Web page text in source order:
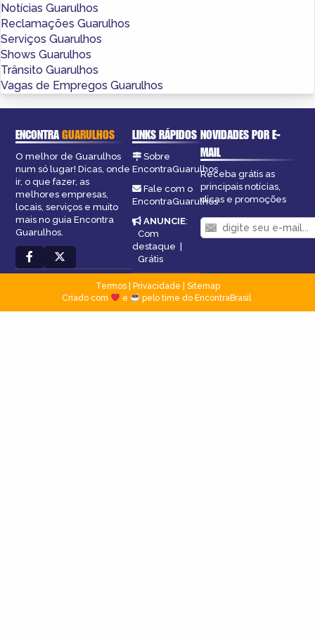
Notícias Guarulhos
Reclamações Guarulhos
Serviços Guarulhos
Shows Guarulhos
Trânsito Guarulhos
Vagas de Empregos Guarulhos
ENCONTRAGUARULHOS
O melhor de Guarulhos
num só lugar! Dicas, onde
ir, o que fazer, as
melhores empresas,
locais, serviços e muito
mais no guia Encontra
Guarulhos.
LINKS RÁPIDOS
Sobre
EncontraGuarulhos
Fale com o
EncontraGuarulhos
ANUNCIE:
Com
destaque
Grátis
NOVIDADES POR E-
MAIL
Receba grátis as
principais notícias,
dicas e promoções
Termos| Privacidade
Sitemap
Criado com
e pelo time do EncontraBrasil